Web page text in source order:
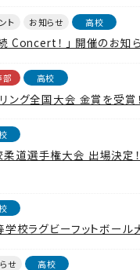
ト お知らせ 高校
Concert！ 」 開催のお知ら
部 高校
ング全国大会 金賞を受賞！
道選手権大会 出場決定
校ラグビーフットボール
せ 高校